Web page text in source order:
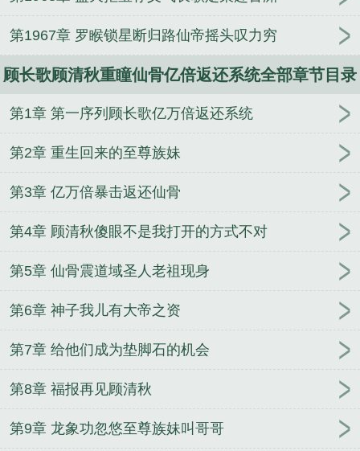
免费阅读
顾长歌和顾仙儿的 重生主角顾长歌
女主
顾长歌 顾长歌顾清秋重瞳仙骨亿倍返还系统动画
女
幻主角顾长歌 顾长歌顾清秋重瞳仙骨亿倍返还系统
阁
顾长歌笔趣阁 顾长歌顾清秋重瞳仙骨亿倍返还系
顾长歌顾仙儿是什么 顾长歌顾仙儿
主角是顾长歌
的
顾长歌顾清秋重瞳仙骨亿倍返还系统听书
顾长歌
顾清秋重瞳仙骨亿倍返还系统TXT
顾长歌百度百科
重瞳之开局拒绝至尊骨 顾长歌顾清秋重瞳仙骨亿倍
顾长歌顾清秋重瞳仙骨亿倍返还
系统动漫
主角是顾长歌的玄幻
女主
顾长歌的 赵振国宋晚清大嘴巴子掌自己媳妇我真改
让你当世界树，你养女儿？ 顾长歌顾清秋玄幻长生
宋萧然江夜华丽逆转我把渣姐虐
到残
迷雾猎罪 陈豪洛倾颜觉醒神豪系统人生易如反
掌
楚度陈帅系统走后我有了亿万资产
综武：江湖大
顾舒窈谢谨黎真千金回归我把
第1967章 罗睺锁星断归路仙帝摇头叹力穷
顾长歌顾清秋重瞳仙骨亿倍返还系统全部章节目录
第1章 第一序列顾长歌亿万倍返还系统
第2章 重生回来的至尊族妹
第3章 亿万倍暴击返还仙骨
第4章 顾清秋傻眼不是我打开的方式不对
第5章 仙骨震道域圣人老祖现身
第6章 神子我儿有大帝之资
第7章 给他们成为垫脚石的机会
第8章 福报再见顾清秋
第9章 龙象功忽悠至尊族妹叫哥哥